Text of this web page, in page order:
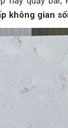
không gian